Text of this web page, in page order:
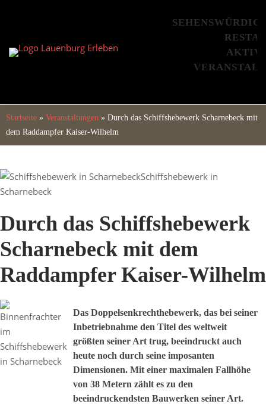
Startseite » Veranstaltungen » Durch das Schiffshebewerk Scharnebeck mit
dem Raddampfer Kaiser-Wilhelm
Schiffshebewerk in
Scharnebeck
Durch das Schiffshebewerk
Scharnebeck mit dem
Raddampfer Kaiser-Wilhelm
Das Doppelsenkrechthebewerk, das bei seiner
Inbetriebnahme den Titel des weltweit
größten seiner Art trug, beeindruckt auch
heute noch durch seine imposanten
Dimensionen. Mit einer maximalen Fallhöhe
von 38 Metern zählt es zu den
beeindruckendsten Bauwerken seiner Art.